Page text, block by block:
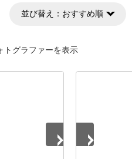
並び替え： おすすめ順
トグラファーを表示